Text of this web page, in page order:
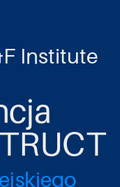
Institute